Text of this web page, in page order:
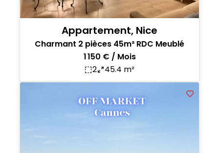
Appartement, Nice
Charmant 2 pièces 45m² RDC Meublé
1 150 € / Mois
2
45.4 m²